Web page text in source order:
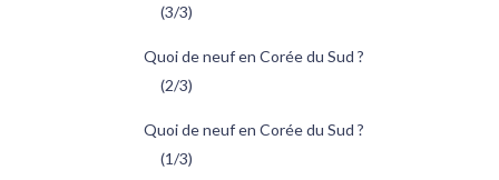
(3/3)
Quoi de neuf en Corée du Sud ?
(2/3)
Quoi de neuf en Corée du Sud ?
(1/3)